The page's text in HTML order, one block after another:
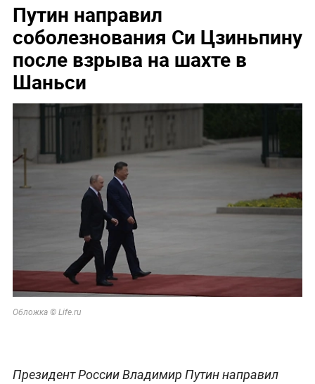
Путин направил
соболезнования Си Цзиньпину
после взрыва на шахте в
Шаньси
Обложка © Life.ru
Президент России Владимир Путин направил